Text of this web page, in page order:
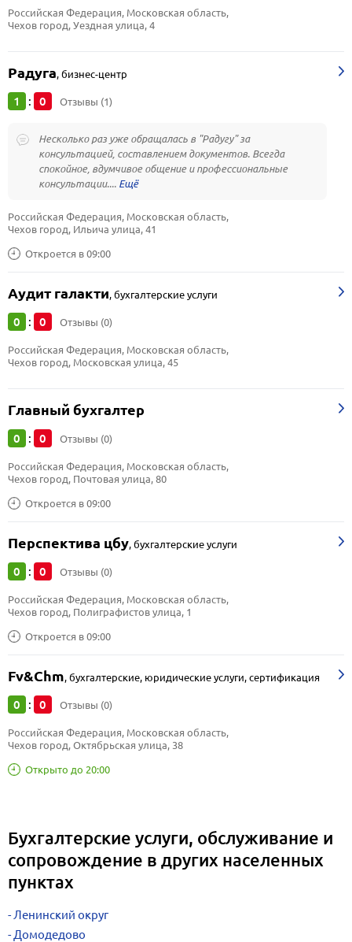
Российская Федерация, Московская область,
Чехов город, Уездная улица, 4
Радуга,бизнес-центр
1 : 0 Отзывы (1)
Несколько раз уже обращалась в "Радугу" за
консультацией, составлением документов. Всегда
спокойное, вдумчивое общение и профессиональные
консультации....
Откроется в 09:00
Российская Федерация, Московская область,
Чехов город, Ильича улица, 41
Аудит галакти,бухгалтерские услуги
0 : 0 Отзывы (0)
Российская Федерация, Московская область,
Чехов город, Московская улица, 45
Главный бухгалтер
0 : 0 Отзывы (0)
Откроется в 09:00
Российская Федерация, Московская область,
Чехов город, Почтовая улица, 80
Перспектива цбу,бухгалтерские услуги
0 : 0 Отзывы (0)
Откроется в 09:00
Российская Федерация, Московская область,
Чехов город, Полиграфистов улица, 1
Fv&Chm,бухгалтерские, юридические услуги, сертификация
0 : 0 Отзывы (0)
Открыто до 20:00
Российская Федерация, Московская область,
Чехов город, Октябрьская улица, 38
Бухгалтерские услуги, обслуживание и
сопровождение в других населенных
пунктах
Ленинский округ
Домодедово